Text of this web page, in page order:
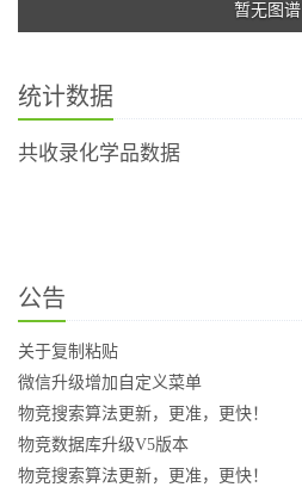
暂无图谱
统计数据
共收录化学品数据
公告
关于复制粘贴
微信升级增加自定义菜单
物竞搜索算法更新，更准，更快！
物竞数据库升级V5版本
物竞搜索算法更新，更准，更快！